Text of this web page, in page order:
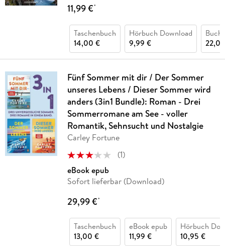
11,99 €*
Taschenbuch
14,00 €
Hörbuch Download
9,99 €
Buch
Fünf Sommer mit dir / Der Sommer
unseres Lebens / Dieser Sommer wird
anders (3in1 Bundle): Roman - Drei
Sommerromane am See - voller
Romantik, Sehnsucht und Nostalgie
Carley Fortune
(1)
eBook epub
Sofort lieferbar (Download)
29,99 €*
Taschenbuch
13,00 €
eBook epub
11,99 €
Hörbuch
10,95 €